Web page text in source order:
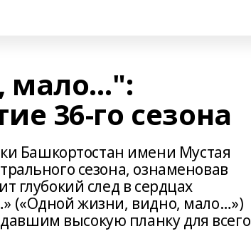
мало…":
36-го сезона
Башкортостан имени Мустая
сезона, ознаменовав
глубокий след в сердцах
(«Одной жизни, видно, мало…»)
высокую планку для всего